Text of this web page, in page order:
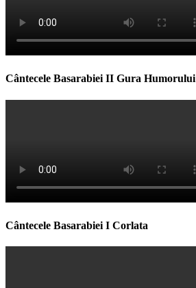
Cântecele Basarabiei II Gura Humorului
Cântecele Basarabiei I Corlata